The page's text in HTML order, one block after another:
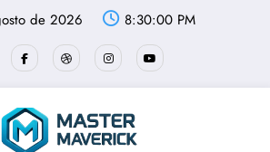
de 2026 8:30:01 PM